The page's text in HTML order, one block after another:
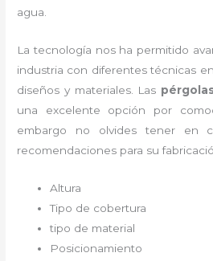
agua.
La tecnología nos ha permitido
industria con diferentes técnicas
diseños y materiales. Las
una excelente opción por
embargo no olvides tener en
recomendaciones para su
Altura
Tipo de cobertura
tipo de material
Posicionamiento